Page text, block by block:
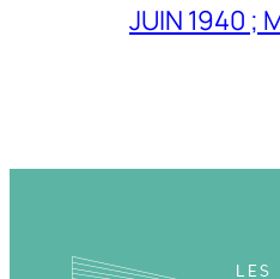
JUIN 1940 ;